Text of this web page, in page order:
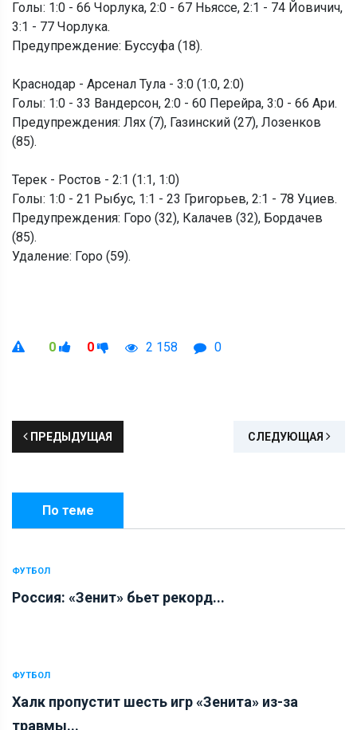
Голы: 1:0 - 66 Чорлука, 2:0 - 67 Ньяссе, 2:1 - 74 Йовичич,
3:1 - 77 Чорлука.
Предупреждение: Буссуфа (18).
Краснодар - Арсенал Тула - 3:0 (1:0, 2:0)
Голы: 1:0 - 33 Вандерсон, 2:0 - 60 Перейра, 3:0 - 66 Ари.
Предупреждения: Лях (7), Газинский (27), Лозенков
(85).
Терек - Ростов - 2:1 (1:1, 1:0)
Голы: 1:0 - 21 Рыбус, 1:1 - 23 Григорьев, 2:1 - 78 Уциев.
Предупреждения: Горо (32), Калачев (32), Бордачев
(85).
Удаление: Горо (59).
0 0 2 158 0
ПРЕДЫДУЩАЯ СЛЕДУЮЩАЯ
По теме
ФУТБОЛ
Россия: «Зенит» бьет рекорд...
ФУТБОЛ
Халк пропустит шесть игр «Зенита» из-за
травмы...